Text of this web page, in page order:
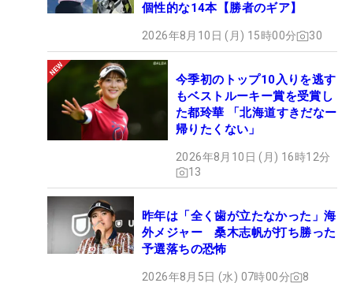
切った表情を見せた。上田だからこそ引き出せる選
手たちのリラックスした表情も印象的だった。今年
の全米女子オープンは日本勢の活躍で大いに熱を帯
びたが、上田のレポートもまた、その大会に彩りを
添えていた。（文・齊藤啓介）
個性的な14本【勝者のギア】
2026年8月10日 (月) 15時00分 30
今季初のトップ10入りを逃す
もベストルーキー賞を受賞し
た都玲華 「北海道すきだなー
帰りたくない」
2026年8月10日 (月) 16時12分
13
昨年は「全く歯が立たなかった」海
外メジャー 桑木志帆が打ち勝った
予選落ちの恐怖
2026年8月5日 (水) 07時00分 8